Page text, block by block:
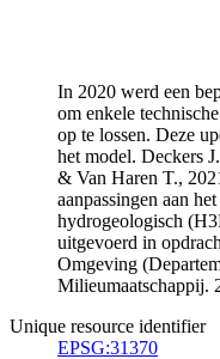
In 2020 werd een
om enkele
op te lossen. Deze
het model. Deckers
& Van Haren T.,
aanpassingen aan
hydrogeologisch
uitgevoerd in
Omgeving
Milieumaatschappij.
Unique resource identifier
EPSG:31370